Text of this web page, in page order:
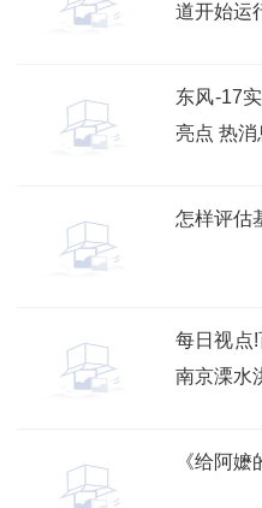
道开始运
东风-17
亮点 热消
怎样评估
每日视点
南京溧水
《给阿